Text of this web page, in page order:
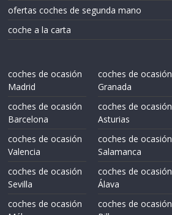
ofertas coches de segunda mano
coche a la carta
coches de ocasión
Madrid
coches de ocasión
Barcelona
coches de ocasión
Valencia
coches de ocasión
Sevilla
coches de ocasión
coches de ocasión
Granada
coches de ocasión
Asturias
coches de ocasión
Salamanca
coches de ocasión
Álava
coches de ocasión